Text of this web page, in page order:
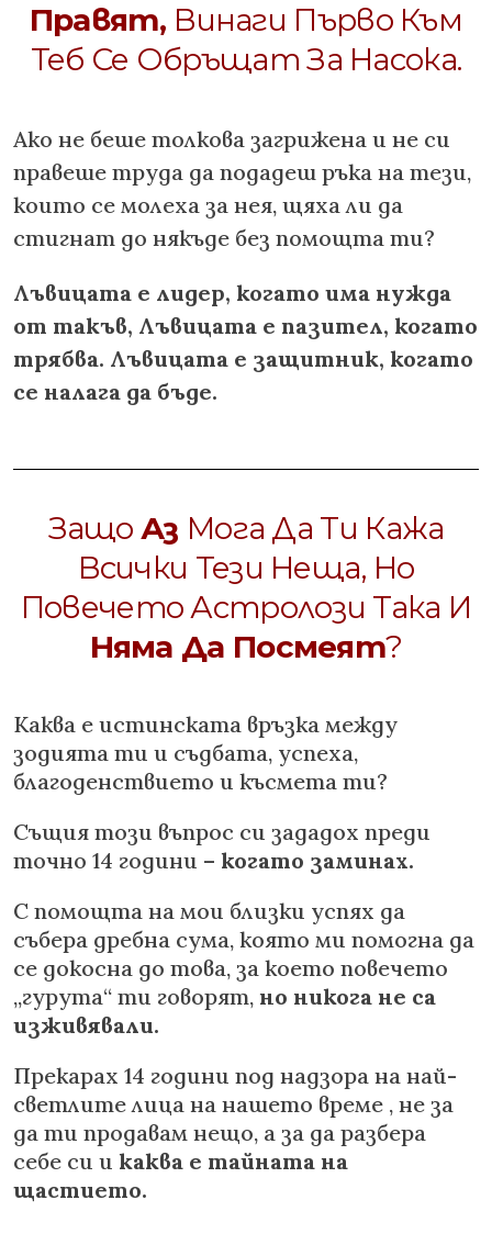
Правят, Винаги Първо Към
Теб Се Обръщат За Насока.
Ако не беше толкова загрижена и не си
правеше труда да подадеш ръка на тези,
които се молеха за нея, щяха ли да
стигнат до някъде без помощта ти?
Лъвицата е лидер, когато има нужда
от такъв, Лъвицата е пазител, когато
трябва. Лъвицата е защитник, когато
се налага да бъде.
ЗащоАз Мога Да Ти Кажа
Всички Тези Неща, Но
Повечето Астролози Така И
Няма Да Посмеят?
Каква е истинската връзка между
зодията ти и съдбата, успеха,
благоденствието и късмета ти?
Същия този въпрос си зададох преди
точно 14 години – когато заминах.
С помощта на мои близки успях да
събера дребна сума, която ми помогна да
се докосна до това, за което повечето
„гурута“ ти говорят, но никога не са
изживявали.
Прекарах 14 години под надзора на най-
светлите лица на нашето време , не за
да ти продавам нещо, а за да разбера
себе си и каква е тайната на
щастието.